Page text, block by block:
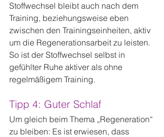
Stoffwechsel bleibt auch nach dem
Training, beziehungsweise eben
zwischen den Trainingseinheiten, aktiv
um die Regenerationsarbeit zu leisten.
So ist der Stoffwechsel selbst in
gefühlter Ruhe aktiver als ohne
regelmäßigem Training.
Tipp 4: Guter Schlaf
Um gleich beim Thema „Regeneration“
zu bleiben: Es ist erwiesen, dass